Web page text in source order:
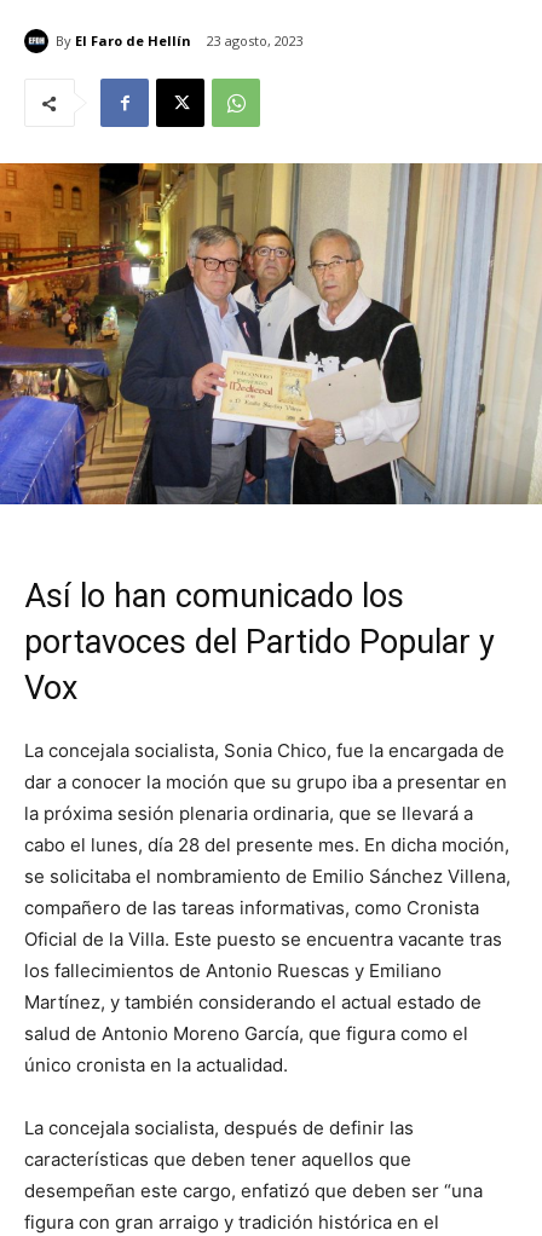
By El Faro de Hellín 23 agosto, 2023
Así lo han comunicado los
portavoces del Partido Popular y
Vox
La concejala socialista, Sonia Chico, fue la encargada de
dar a conocer la moción que su grupo iba a presentar en
la próxima sesión plenaria ordinaria, que se llevará a
cabo el lunes, día 28 del presente mes. En dicha moción,
se solicitaba el nombramiento de Emilio Sánchez Villena,
compañero de las tareas informativas, como Cronista
Oficial de la Villa. Este puesto se encuentra vacante tras
los fallecimientos de Antonio Ruescas y Emiliano
Martínez, y también considerando el actual estado de
salud de Antonio Moreno García, que figura como el
único cronista en la actualidad.
La concejala socialista, después de definir las
características que deben tener aquellos que
desempeñan este cargo, enfatizó que deben ser “una
figura con gran arraigo y tradición histórica en el